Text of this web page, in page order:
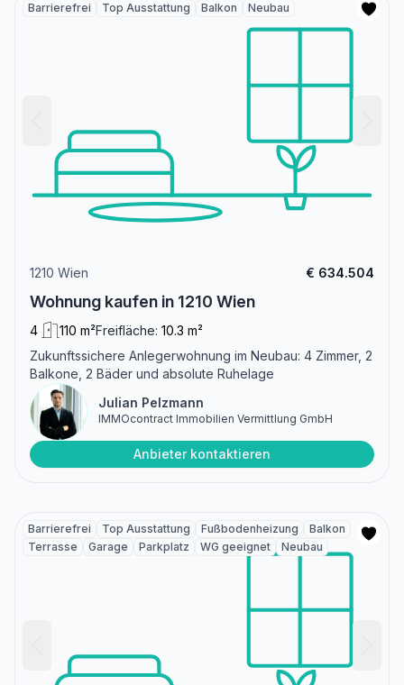
Barrierefrei Top Ausstattung Balkon Neubau
1210 Wien € 634.504
Wohnung kaufen in 1210 Wien
4 110 m²Freifläche: 10.3 m²
Zukunftssichere Anlegerwohnung im Neubau: 4 Zimmer, 2
Balkone, 2 Bäder und absolute Ruhelage
Julian Pelzmann
IMMOcontract Immobilien Vermittlung GmbH
Anbieter kontaktieren
Barrierefrei Top Ausstattung Fußbodenheizung
Balkon
Terrasse
Garage Parkplatz WG geeignet Neubau